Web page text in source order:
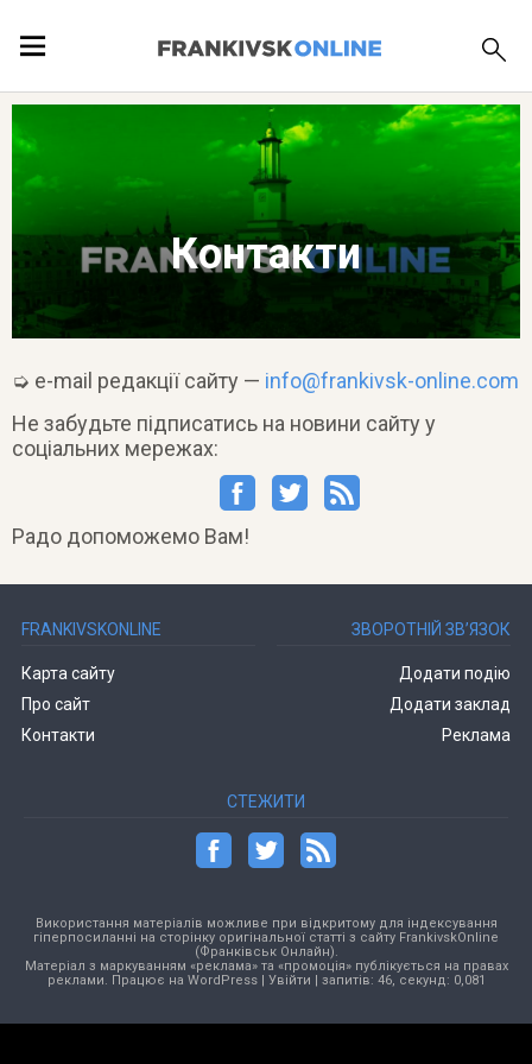
Контакти
➭ e-mail редакції сайту — info@frankivsk-online.com
Не забудьте підписатись на новини сайту у
соціальних мережах:
Радо допоможемо Вам!
FRANKIVSKONLINE
Карта сайту
Про сайт
Контакти
ЗВОРОТНІЙ ЗВ’ЯЗОК
Додати подію
Додати заклад
Реклама
СТЕЖИТИ
Використання матеріалів можливе при відкритому для індексування
гіперпосиланні на сторінку оригінальної статті з сайту FrankivskOnline
(Франківськ Онлайн).
Матеріал з маркуванням «реклама» та «промоція» публікується на правах
реклами. Працює на WordPress| Увійти | запитів: 46, секунд: 0,081